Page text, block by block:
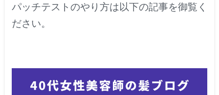
パッチテストのやり方は以下の記事を御覧く
ださい。